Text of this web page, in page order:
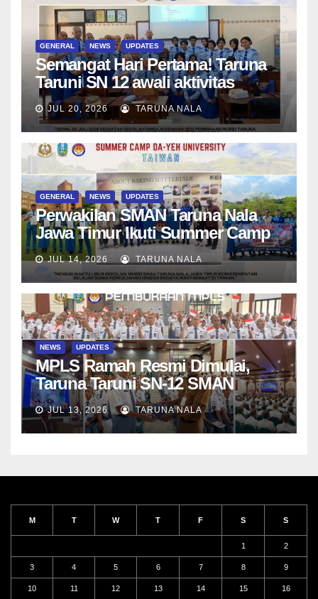
GENERAL NEWS UPDATES
Semangat Hari Pertama! Taruna
Taruni SN 12 awali aktivitas
bersama Wali Kelas dan Tes
Asesmen Diagnostik
JUL 20, 2026 TARUNA NALA
GENERAL NEWS UPDATES
Perwakilan SMAN Taruna Nala
Jawa Timur Ikuti Summer Camp
di Da-Yeh University, Taiwan
JUL 14, 2026 TARUNA NALA
NEWS UPDATES
MPLS Ramah Resmi Dimulai,
Taruna Taruni SN-12 SMAN
Taruna Nala Jawa Timur Siap
Menjalani Tahun Ajaran Baru
JUL 13, 2026 TARUNA NALA
M T W T F S S
1 2
3 4 5 6 7 8 9
10 11 12 13 14 15 16